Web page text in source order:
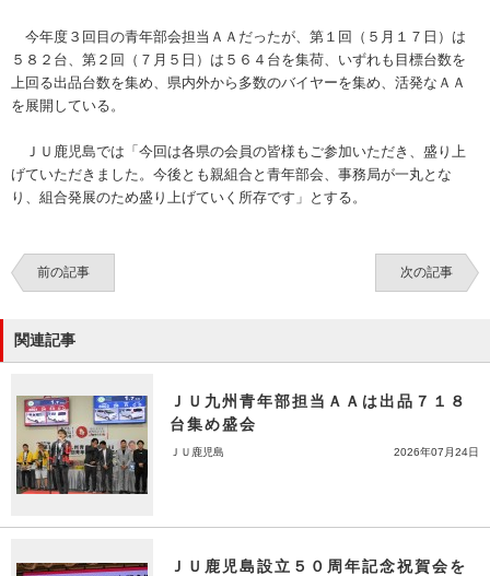
今年度３回目の青年部会担当ＡＡだったが、第１回（５月１７日）は
５８２台、第２回（７月５日）は５６４台を集荷、いずれも目標台数を
上回る出品台数を集め、県内外から多数のバイヤーを集め、活発なＡＡ
を展開している。
ＪＵ鹿児島では「今回は各県の会員の皆様もご参加いただき、盛り上
げていただきました。今後とも親組合と青年部会、事務局が一丸とな
り、組合発展のため盛り上げていく所存です」とする。
前の記事 次の記事
関連記事
ＪＵ九州青年部担当ＡＡは出品７１８
台集め盛会
ＪＵ鹿児島 2026年07月24日
ＪＵ鹿児島設立５０周年記念祝賀会を